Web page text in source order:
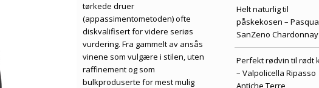
tørkede druer
(appassimentometoden) ofte
diskvalifisert for videre seriøs
vurdering. Fra gammelt av ansås
vinene som vulgære i stilen, uten
raffinement og som
bulkproduserte for mest mulig
Helt naturlig til
påskekosen – Pasqua
SanZeno Chardonnay
Perfekt rødvin til rødt
– Valpolicella Ripasso
Antiche Terre